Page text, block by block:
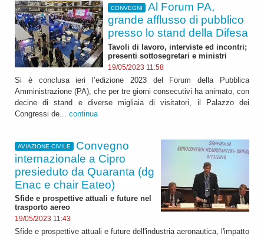
CONVEGNI
Al Forum PA,
grande afflusso di pubblico
presso lo stand della Difesa
Tavoli di lavoro, interviste ed incontri;
presenti sottosegretari e ministri
19/05/2023 11:58
Si è conclusa ieri l’edizione 2023 del Forum della Pubblica
Amministrazione (PA), che per tre giorni consecutivi ha animato, con
decine di stand e diverse migliaia di visitatori, il Palazzo dei
Congressi de... continua
AVIAZIONE CIVILE
Convegno
internazionale a Cipro
presieduto da Quaranta (dg
Enac e chair Eateo)
Sfide e prospettive attuali e future nel
trasporto aereo
19/05/2023 11:43
Sfide e prospettive attuali e future dell'industria aeronautica, l'impatto